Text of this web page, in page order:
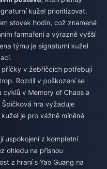
kužel prioritizovat.
stovek hodin, což znamená
farmaření a výrazně vyšší
týmu je signaturní kužel
příčky v žebříčcích potřebují
Rozdíl v poškození se
v Memory of Chaos a
hra vyžaduje
je pro vážně míněné
uspokojení z kompletní
ohledu na přísnou
z hraní s Yao Guang na